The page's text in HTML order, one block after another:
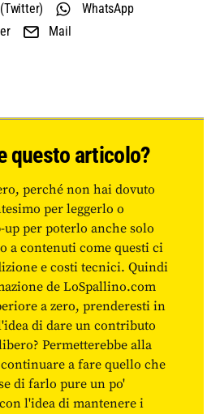
WhatsApp
Mail
questo articolo?
perché non hai dovuto
per leggerlo o
per poterlo anche solo
a contenuti come questi ci
e costi tecnici. Quindi
de LoSpallino.com
a zero, prenderesti in
di dare un contributo
Permetterebbe alla
a fare quello che
di farlo pure un po'
l'idea di mantenere i